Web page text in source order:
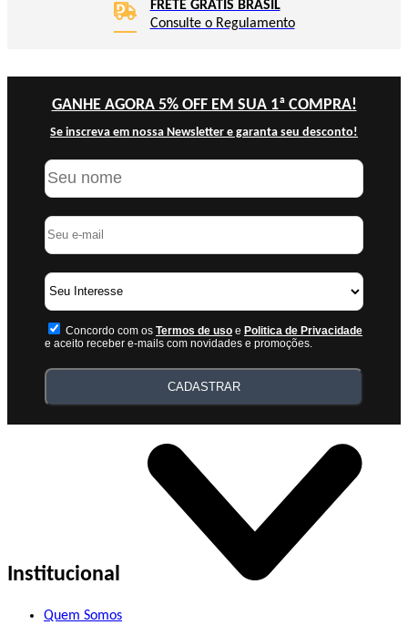
FRETE GRÁTIS BRASIL
Consulte o Regulamento
GANHE AGORA 5% OFF EM SUA 1ª COMPRA!
Se inscreva em nossa Newsletter e garanta seu desconto!
Concordo com os Termos de uso e Politica de Privacidade
e aceito receber e-mails com novidades e promoções.
CADASTRAR
Institucional
Quem Somos